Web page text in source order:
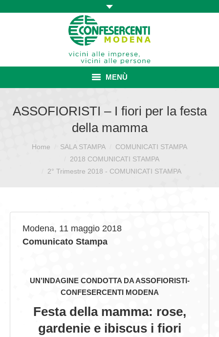
MENÙ
ASSOCIAZIONE
ISCRIZIONE E VANTAGGI
CONVENZIONI ISCRITTI
SERVIZI
GIOVEDÌ GASTRONOMICI
CONTATTI
ASSOFIORISTI – I fiori per la festa
della mamma
Sei qui:Home SALA STAMPA
COMUNICATI STAMPA
2018 COMUNICATI STAMPA
2° Trimestre 2018 - COMUNICATI STAMPA
Modena, 11 maggio 2018
Comunicato Stampa
UN’INDAGINE CONDOTTA DA ASSOFIORISTI-
CONFESERCENTI MODENA
Festa della mamma: rose,
gardenie e ibiscus i fiori